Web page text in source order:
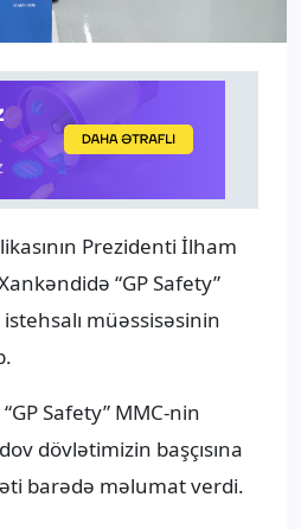
Prezidenti İlham
“GP Safety”
müəssisəsinin
Safety” MMC-nin
dövlətimizin başçısına
barədə məlumat verdi.